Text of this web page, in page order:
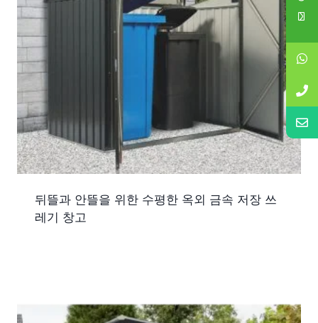
뒤뜰과 안뜰을 위한 수평한 옥외 금속 저장 쓰
레기 창고